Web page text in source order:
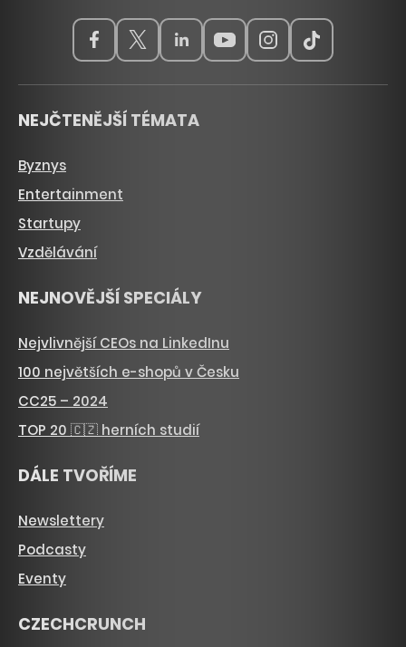
NEJČTENĚJŠÍ TÉMATA
Byznys
Entertainment
Startupy
Vzdělávání
NEJNOVĚJŠÍ SPECIÁLY
Nejvlivnější CEOs na LinkedInu
100 největších e-shopů v Česku
CC25 – 2024
TOP 20 🇨🇿 herních studií
DÁLE TVOŘÍME
Newslettery
Podcasty
Eventy
CZECHCRUNCH